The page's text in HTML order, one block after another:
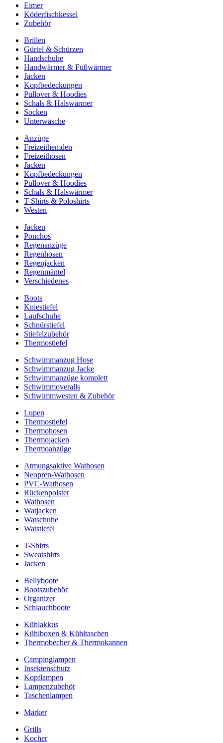
Eimer
Köderfischkessel
Zubehör
Brillen
Gürtel & Schürzen
Handschuhe
Handwärmer & Fußwärmer
Jacken
Kopfbedeckungen
Pullover & Hoodies
Schals & Halswärmer
Socken
Unterwäsche
Anzüge
Freizeithemden
Freizeithosen
Jacken
Kopfbedeckungen
Pullover & Hoodies
Schals & Halswärmer
T-Shirts & Poloshirts
Westen
Jacken
Ponchos
Regenanzüge
Regenhosen
Regenjacken
Regenmäntel
Verschiedenes
Boots
Kniestiefel
Laufschuhe
Schnürstiefel
Stiefelzubehör
Thermostiefel
Schwimmanzug Hose
Schwimmanzug Jacke
Schwimmanzüge komplett
Schwimmoveralls
Schwimmwesten & Zubehör
Lupen
Thermostiefel
Thermohosen
Thermojacken
Thermoanzüge
Atmungsaktive Wathosen
Neopren-Wathosen
PVC-Wathosen
Rückenpolster
Wathosen
Watjacken
Watschuhe
Watstiefel
T-Shirts
Sweatshirts
Jacken
Bellyboote
Bootszubehör
Organizer
Schlauchboote
Kühlakkus
Kühlboxen & Kühltaschen
Thermobecher & Thermokannen
Campinglampen
Insektenschutz
Kopflampen
Lampenzubehör
Taschenlampen
Marker
Grills
Kocher